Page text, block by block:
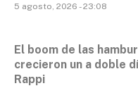
5 agosto, 2026 - 23:08
El boom de las
crecieron un a doble
Rappi